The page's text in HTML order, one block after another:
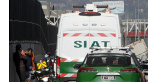
modo claro